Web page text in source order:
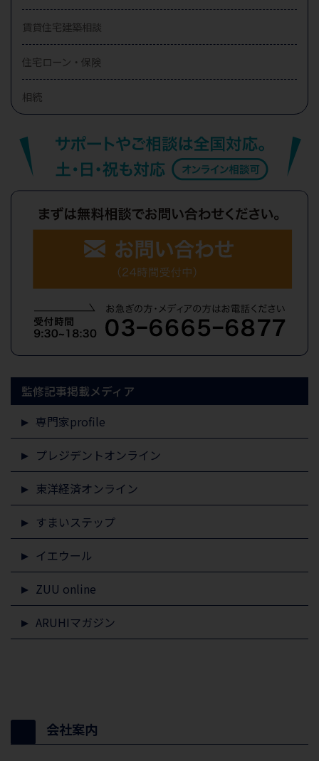
賃貸住宅建築相談
住宅ローン・保険
相続
監修記事掲載メディア
専門家profile
プレジデントオンライン
東洋経済オンライン
すまいステップ
イエウール
ZUU online
ARUHIマガジン
会社案内